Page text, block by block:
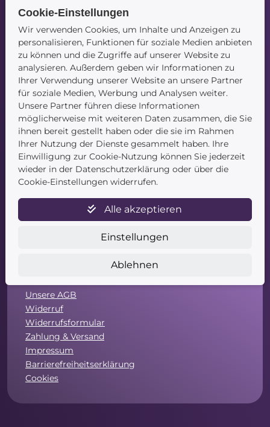
Instagram
Facebook
LinkedIn
Navigation
Startseite
Blog
Kontakt
Unsere AGB
Widerruf
Widerrufsformular
Zahlung & Versand
Impressum
Barrierefreiheitserklärung
Cookies
Cookie-Einstellungen
Wir verwenden Cookies, um Inhalte und Anzeigen zu
personalisieren, Funktionen für soziale Medien anbieten
zu können und die Zugriffe auf unserer Website zu
analysieren. Außerdem geben wir Informationen zu
Ihrer Verwendung unserer Website an unsere Partner
für soziale Medien, Werbung und Analysen weiter.
Unsere Partner führen diese Informationen
möglicherweise mit weiteren Daten zusammen, die Sie
ihnen bereit gestellt haben oder die sie im Rahmen
Ihrer Nutzung der Dienste gesammelt haben. Ihre
Einwilligung zur Cookie-Nutzung können Sie jederzeit
wieder in der Datenschutzerklärung oder über die
Cookie-Einstellungen widerrufen.
Alle akzeptieren
Einstellungen
Ablehnen